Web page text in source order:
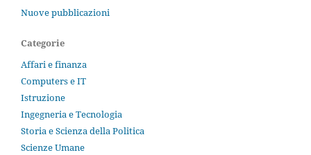
Nuove pubblicazioni
Categorie
Affari e finanza
Computers e IT
Istruzione
Ingegneria e Tecnologia
Storia e Scienza della Politica
Scienze Umane